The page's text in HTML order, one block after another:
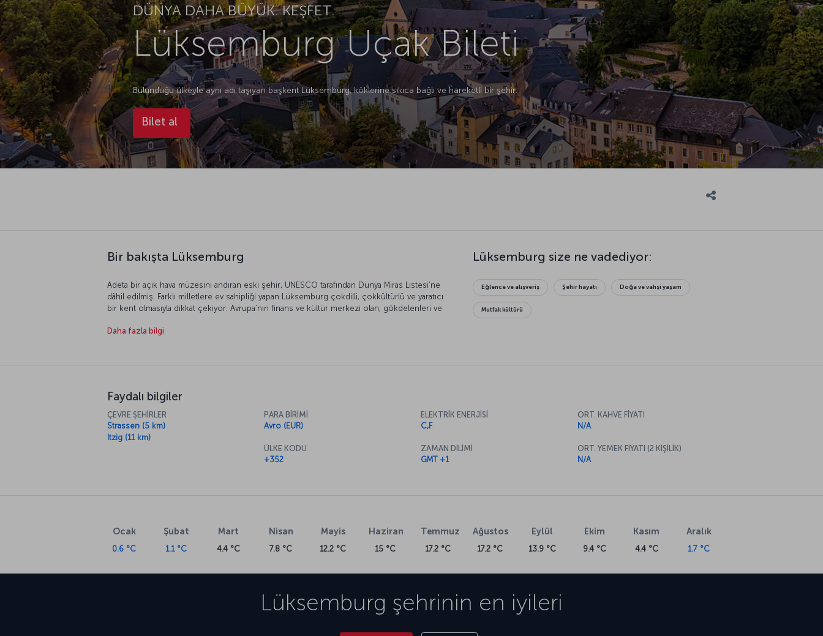
DÜNYA DAHA BÜYÜK. KEŞFET.
Lüksemburg Uçak Bileti
Bulunduğu ülkeyle aynı adı taşıyan başkent Lüksemburg, köklerine sıkıca bağlı ve hareketli bir şehir.
Bilet al
Bir bakışta Lüksemburg
Adeta bir açık hava müzesini andıran eski şehir, UNESCO tarafından Dünya Miras Listesi’ne
dâhil edilmiş. Farklı milletlere ev sahipliği yapan Lüksemburg çokdilli, çokkültürlü ve yaratıcı
bir kent olmasıyla dikkat çekiyor. Avrupa’nın finans ve kültür merkezi olan, gökdelenleri ve
sahip olduğunu ekleyelim.
Daha fazla bilgi
Lüksemburg size ne vadediyor:
Eğlence ve alışveriş Şehir hayatı Doğa ve vahşi yaşam
Mutfak kültürü
Faydalı bilgiler
ÇEVRE ŞEHİRLER
Strassen (5 km)
Itzig (11 km)
PARA BİRİMİ
Avro (EUR)
ÜLKE KODU
+352
ELEKTRİK ENERJİSİ
C,F
ZAMAN DİLİMİ
GMT +1
ORT. KAHVE FİYATI
N/A
ORT. YEMEK FİYATI (2 KİŞİLİK)
N/A
Ocak
0.6 °C
Şubat
1.1 °C
Mart
4.4 °C
Nisan
7.8 °C
Mayis
12.2 °C
Haziran
15 °C
Temmuz
17.2 °C
Ağustos
17.2 °C
Eylül
13.9 °C
Ekim
9.4 °C
Kasım
4.4 °C
Aralık
1.7 °C
Lüksemburg şehrinin en iyileri